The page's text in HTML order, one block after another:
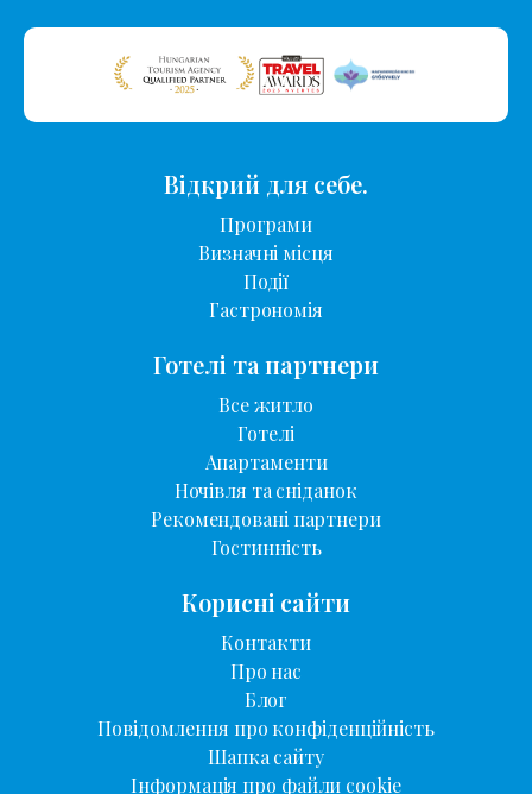
Відкрий для себе.
Програми
Визначні місця
Події
Гастрономія
Готелі та партнери
Все житло
Готелі
Апартаменти
Ночівля та сніданок
Рекомендовані партнери
Гостинність
Корисні сайти
Контакти
Про нас
Блог
Повідомлення про конфіденційність
Шапка сайту
Інформація про файли cookie